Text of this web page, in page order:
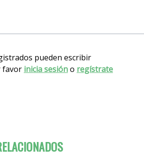
pueden escribir
favor inicia sesióno regístrate